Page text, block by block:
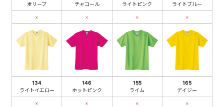
オリーブ
×
チャコール
×
ライトピンク
×
ライトブルー
×
134
ライトイエロー
×
146
ホットピンク
×
155
ライム
×
165
デイジー
×